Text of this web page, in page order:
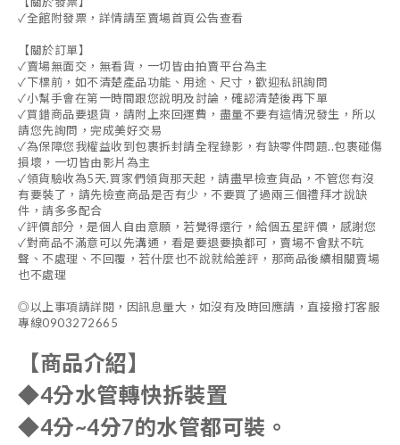
✓全館附發票，詳情請至賣場首頁公告查看
【關於訂單】
✓賣場無面交，無看貨，一切皆由拍賣平台為主
✓下標前，如不清楚產品功能、用途、尺寸，歡迎私訊詢問
✓小幫手會在第一時間跟您說明及討論，確認清楚後再下單
✓買錯商品要退貨，請附上來回運費，盡量不要有這情況發生，所以
請您先詢問，完成美好交易
✓為保障您我權益收到包裹拆封請全程錄影，有缺零件問題..包裹碰傷
損壞，一切皆由影片為主
✓領貨驗收為5天.買家們領貨那天起，請盡早檢查貨品，不管您有沒
有要裝了，請先檢查商品是否有少，不要買了過兩三個禮拜才說缺
件，請多多配合
✓評價部分，是個人自由意願，若覺得還行，給個五星評價，感謝您
✓對商品不滿意可以先溝通，看是要退要換都可，賣場不會默不吭
聲、不處理、不回覆，若什麼也不說就給差評，那商品後續相關賣場
也不處理
◎以上事項請詳閱，因訊息量大，如沒有及時回應請，直接撥打客服
專線0903272665
【商品介紹】
◆4分水管轉快拆裝置
◆4分~4分7的水管都可裝。